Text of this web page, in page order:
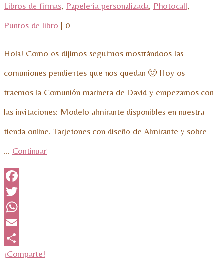
Libros de firmas, Papeleria personalizada, Photocall,
Puntos de libro | 0
Hola! Como os dijimos seguimos mostrándoos las
comuniones pendientes que nos quedan 🙂 Hoy os
traemos la Comunión marinera de David y empezamos con
las invitaciones: Modelo almirante disponibles en nuestra
tienda online. Tarjetones con diseño de Almirante y sobre
… Continuar
Facebook
Twitter
WhatsApp
Email
¡Comparte!